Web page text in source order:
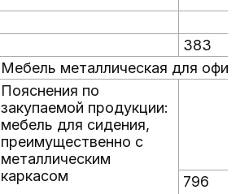
383
Мебель металлическая для
Пояснения по
закупаемой продукции:
мебель для сидения,
преимущественно с
металлическим
каркасом
796